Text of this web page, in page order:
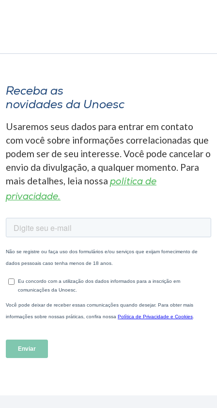
Receba as
novidades da Unoesc
Usaremos seus dados para entrar em contato
com você sobre informações correlacionadas que
podem ser de seu interesse. Você pode cancelar o
envio da divulgação, a qualquer momento. Para
mais detalhes, leia nossa política de
privacidade.